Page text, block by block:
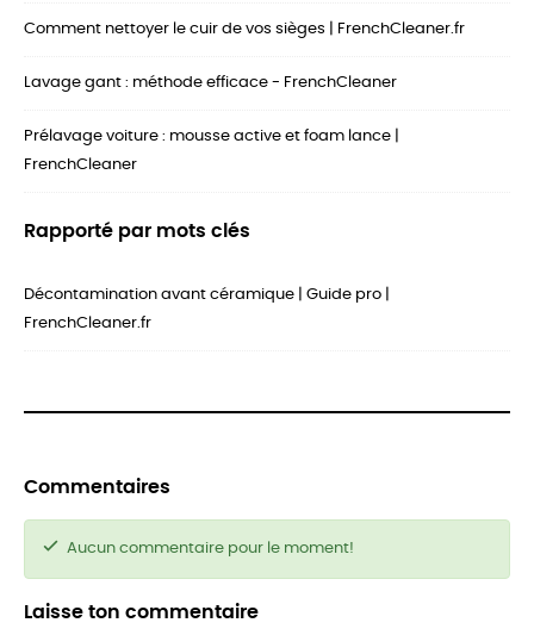
Comment nettoyer le cuir de vos sièges | FrenchCleaner.fr
Lavage gant : méthode efficace - FrenchCleaner
Prélavage voiture : mousse active et foam lance |
FrenchCleaner
Rapporté par mots clés
Décontamination avant céramique | Guide pro |
FrenchCleaner.fr
Commentaires
Aucun commentaire pour le moment!
Laisse ton commentaire